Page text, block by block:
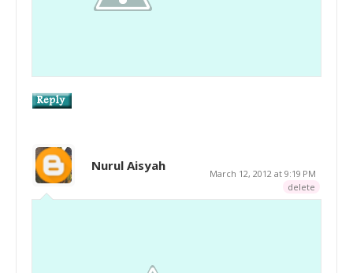
Nurul Aisyah
March 12, 2012 at 9:19 PM
delete